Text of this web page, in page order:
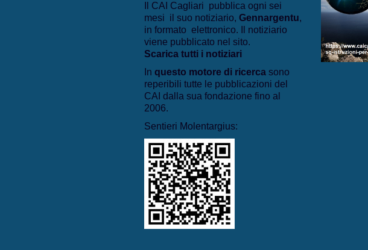
Il CAI Cagliari pubblica ogni sei
mesi il suo notiziario, Gennargentu,
in formato elettronico. Il notiziario
viene pubblicato nel sito.
Scarica tutti i notiziari
In questo motore di ricerca sono
reperibili tutte le pubblicazioni del
CAI dalla sua fondazione fino al
2006.
Sentieri Molentargius: